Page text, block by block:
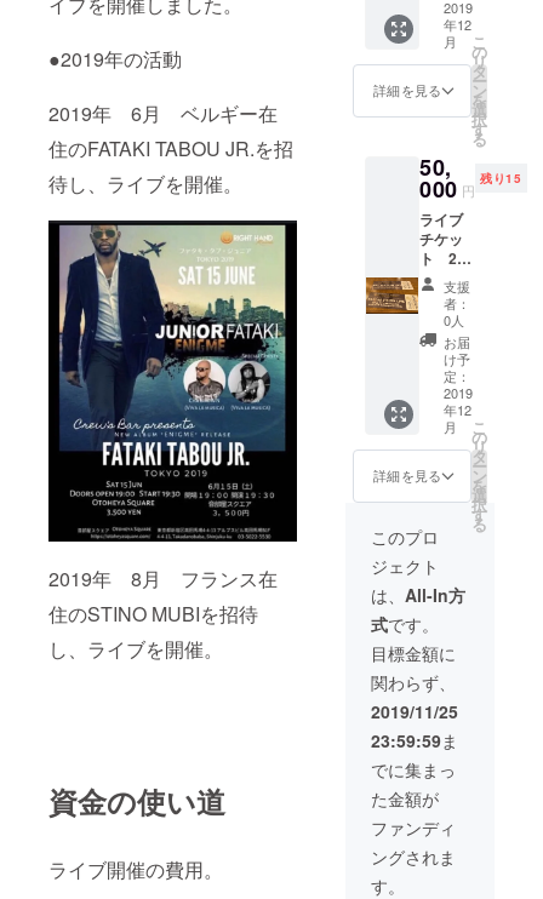
●2019年の活動
2019年 6月 ベルギー在
住のFATAKI TABOU JR.を招
待し、ライブを開催。
2019年 8月 フランス在
住のSTINO MUBIを招待
し、ライブを開催。
資金の使い道
ライブ開催の費用。
トの絵
画（ス
モール
サイ
ズ）約
21x7 ※
絵画に
は、こ
ちらで
選ばさ
せて頂
きま
す。写
真は、
イメー
ジにな
りま
す。
2019
年12
月
詳細を見る
こ
の
リ
タ
ー
ン
を
選
択
す
る
50,
000 円
残り15
ライブ
チケッ
ト 2枚
ドリン
クチ
ケッ
ト 2枚
（ライ
ブ会場
内で使
用でき
す。）
Papa
wemba
CD 1枚
アフリ
カアー
ティス
ト T
シャ
ツ ２
枚 ※S サ
イズと
Mサイ
ズのど
ちらか
ご希望
のサイ
ズを備
考欄に
ご記載
くださ
い。
支援
者：
0人
お届
け予
定：
2019
年12
月
詳細を見る
こ
の
リ
タ
ー
ン
を
選
択
す
る
このプロ
ジェクト
は、 All-In方
式です。
目標金額に
関わらず、
2019/11/25
23:59:59ま
でに集まっ
た金額が
ファンディ
ングされま
す。